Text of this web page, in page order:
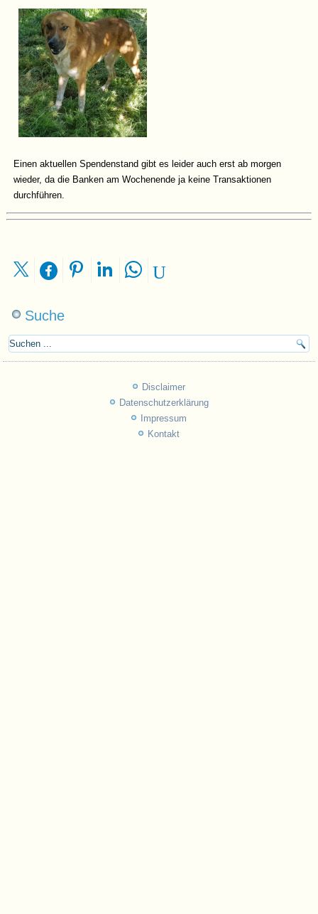
Einen aktuellen Spendenstand gibt es leider auch erst ab morgen
wieder, da die Banken am Wochenende ja keine Transaktionen
durchführen.
Suche
Disclaimer
Datenschutzerklärung
Impressum
Kontakt